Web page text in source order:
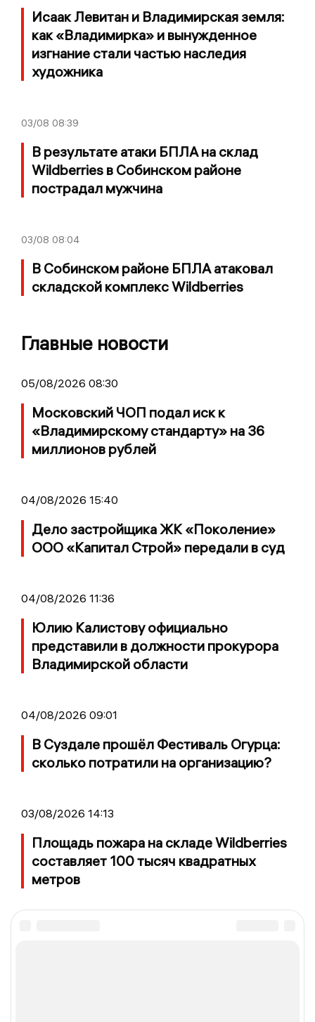
Исаак Левитан и Владимирская земля:
как «Владимирка» и вынужденное
изгнание стали частью наследия
художника
03/08 08:39
В результате атаки БПЛА на склад
Wildberries в Собинском районе
пострадал мужчина
03/08 08:04
В Собинском районе БПЛА атаковал
складской комплекс Wildberries
Главные новости
05/08/2026 08:30
Московский ЧОП подал иск к
«Владимирскому стандарту» на 36
миллионов рублей
04/08/2026 15:40
Дело застройщика ЖК «Поколение»
ООО «Капитал Строй» передали в суд
04/08/2026 11:36
Юлию Калистову официально
представили в должности прокурора
Владимирской области
04/08/2026 09:01
В Суздале прошёл Фестиваль Огурца:
сколько потратили на организацию?
03/08/2026 14:13
Площадь пожара на складе Wildberries
составляет 100 тысяч квадратных
метров